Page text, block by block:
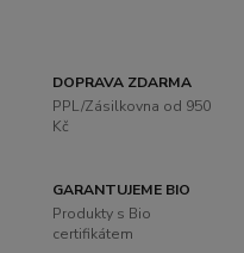
DOPRAVA ZDARMA
PPL/Zásilkovna od 950
Kč
GARANTUJEME BIO
Produkty s Bio
certifikátem